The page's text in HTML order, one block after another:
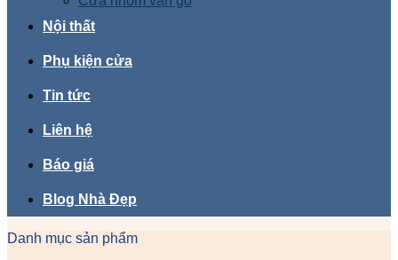
Nội thất
Phụ kiện cửa
Tin tức
Liên hệ
Báo giá
Blog Nhà Đẹp
Danh mục sản phẩm